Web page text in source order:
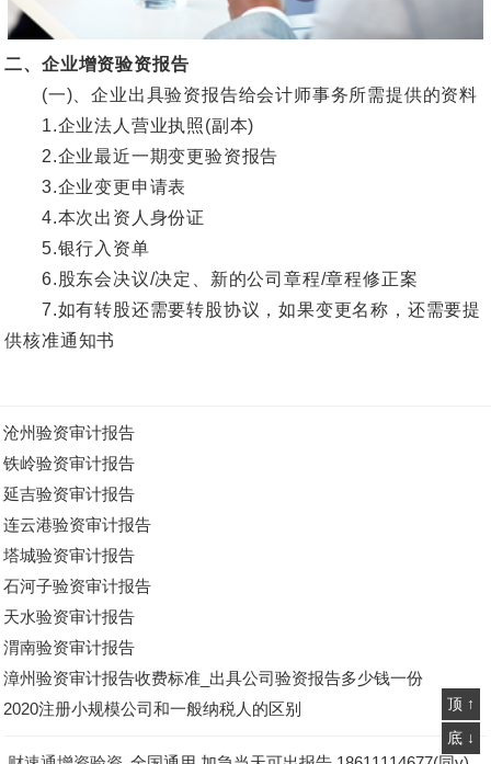
二、企业增资验资报告
(一)、企业出具验资报告给会计师事务所需提供的资料
1.企业法人营业执照(副本)
2.企业最近一期变更验资报告
3.企业变更申请表
4.本次出资人身份证
5.银行入资单
6.股东会决议/决定、新的公司章程/章程修正案
7.如有转股还需要转股协议，如果变更名称，还需要提
供核准通知书
沧州验资审计报告
铁岭验资审计报告
延吉验资审计报告
连云港验资审计报告
塔城验资审计报告
石河子验资审计报告
天水验资审计报告
渭南验资审计报告
漳州验资审计报告收费标准_出具公司验资报告多少钱一份
2020注册小规模公司和一般纳税人的区别
顶 ↑
底 ↓